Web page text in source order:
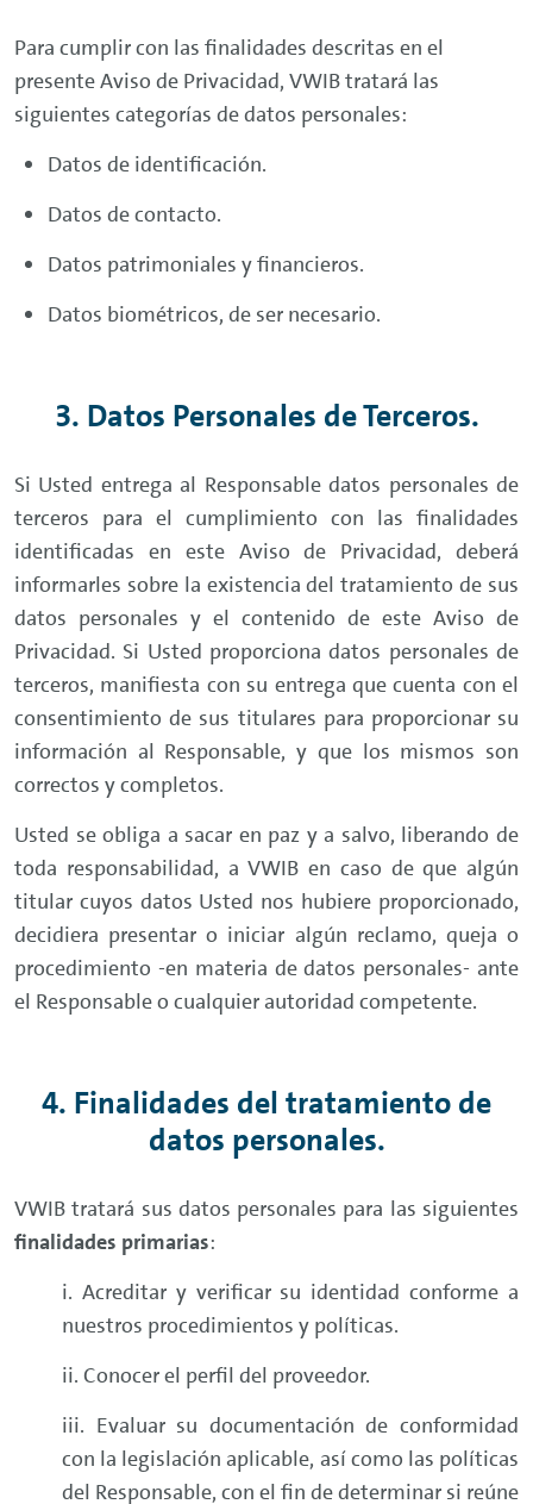
Para cumplir con las finalidades descritas en el
presente Aviso de Privacidad, VWIB tratará las
siguientes categorías de datos personales:
Datos de identificación.
Datos de contacto.
Datos patrimoniales y financieros.
Datos biométricos, de ser necesario.
3. Datos Personales de Terceros.
Si Usted entrega al Responsable datos personales de
terceros para el cumplimiento con las finalidades
identificadas en este Aviso de Privacidad, deberá
informarles sobre la existencia del tratamiento de sus
datos personales y el contenido de este Aviso de
Privacidad. Si Usted proporciona datos personales de
terceros, manifiesta con su entrega que cuenta con el
consentimiento de sus titulares para proporcionar su
información al Responsable, y que los mismos son
correctos y completos.
Usted se obliga a sacar en paz y a salvo, liberando de
toda responsabilidad, a VWIB en caso de que algún
titular cuyos datos Usted nos hubiere proporcionado,
decidiera presentar o iniciar algún reclamo, queja o
procedimiento -en materia de datos personales- ante
el Responsable o cualquier autoridad competente.
4. Finalidades del tratamiento de
datos personales.
VWIB tratará sus datos personales para las siguientes
finalidades primarias:
i. Acreditar y verificar su identidad conforme a
nuestros procedimientos y políticas.
ii. Conocer el perfil del proveedor.
iii. Evaluar su documentación de conformidad
con la legislación aplicable, así como las políticas
del Responsable, con el fin de determinar si reúne